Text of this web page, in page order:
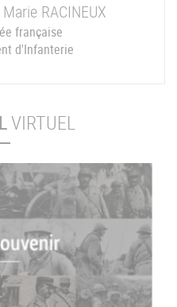
RACINEUX
française
d'Infanterie
VIRTUEL